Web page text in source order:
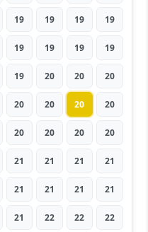
19 19 19 19
19 19 19 19
19 20 20 20
20 20 20 20
20 20 20 20
21 21 21 21
21 21 21 21
21 22 22 22